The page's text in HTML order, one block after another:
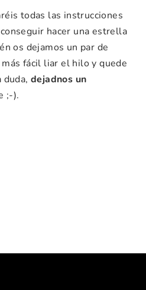
todas las instrucciones
hacer una estrella
os dejamos un par de
fácil liar el hilo y quede
dejadnos un
;-).